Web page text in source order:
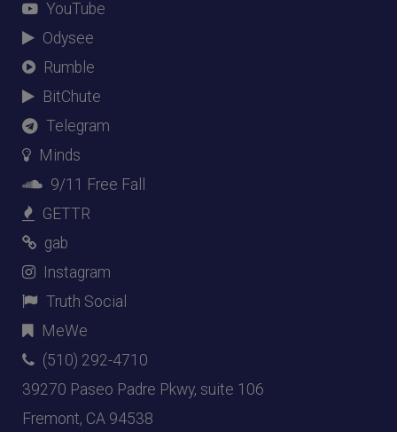
YouTube
Odysee
Rumble
BitChute
Telegram
Minds
9/11 Free Fall
GETTR
gab
Instagram
Truth Social
MeWe
(510) 292-4710
39270 Paseo Padre Pkwy, suite 106
Fremont, CA 94538